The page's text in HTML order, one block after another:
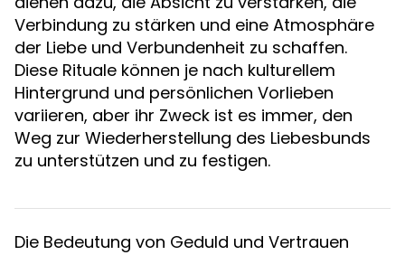
Verbindung zu stärken und eine Atmosphäre
der Liebe und Verbundenheit zu schaffen.
Diese Rituale können je nach kulturellem
Hintergrund und persönlichen Vorlieben
variieren, aber ihr Zweck ist es immer, den
Weg zur Wiederherstellung des Liebesbunds
zu unterstützen und zu festigen.
Die Bedeutung von Geduld und Vertrauen